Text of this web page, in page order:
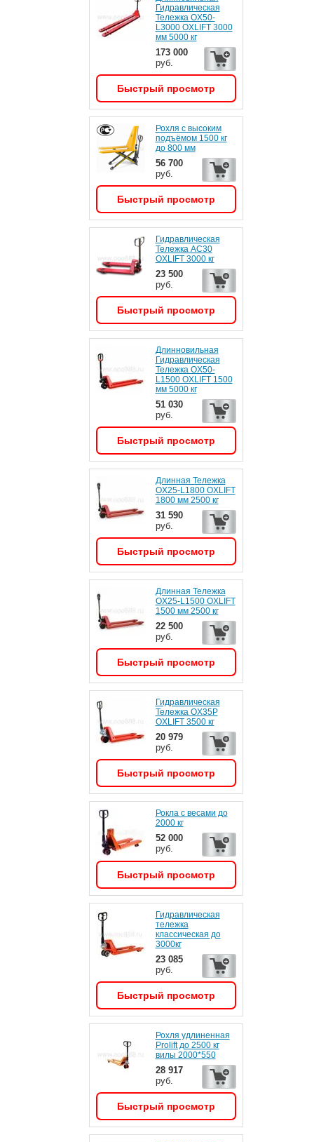
Гидравлическая
Тележка OX50-
L3000 OXLIFT 3000
мм 5000 кг
173 000
руб.
Быстрый просмотр
Рохля с высоким
подъёмом 1500 кг
до 800 мм
56 700
руб.
Быстрый просмотр
Гидравлическая
Тележка AC30
OXLIFT 3000 кг
23 500
руб.
Быстрый просмотр
Длинновильная
Гидравлическая
Тележка OX50-
L1500 OXLIFT 1500
мм 5000 кг
51 030
руб.
Быстрый просмотр
Длинная Тележка
OX25-L1800 OXLIFT
1800 мм 2500 кг
31 590
руб.
Быстрый просмотр
Длинная Тележка
OX25-L1500 OXLIFT
1500 мм 2500 кг
22 500
руб.
Быстрый просмотр
Гидравлическая
Тележка OX35P
OXLIFT 3500 кг
20 979
руб.
Быстрый просмотр
Рокла с весами до
2000 кг
52 000
руб.
Быстрый просмотр
Гидравлическая
тележка
классическая до
3000кг
23 085
руб.
Быстрый просмотр
Рохля удлиненная
Prolift до 2500 кг
вилы 2000*550
28 917
руб.
Быстрый просмотр